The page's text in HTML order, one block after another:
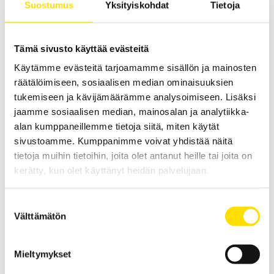
Suostumus Yksityiskohdat Tietoja
Tämä sivusto käyttää evästeitä
Käytämme evästeitä tarjoamamme sisällön ja mainosten
räätälöimiseen, sosiaalisen median ominaisuuksien
tukemiseen ja kävijämäärämme analysoimiseen. Lisäksi
jaamme sosiaalisen median, mainosalan ja analytiikka-
alan kumppaneillemme tietoja siitä, miten käytät
sivustoamme. Kumppanimme voivat yhdistää näitä
tietoja muihin tietoihin, joita olet antanut heille tai joita on
kerätty, kun olet käyttänyt heidän palvelujaan.
valinta
Välttämätön
Mieltymykset
ETL ATS400-yhteensopiva DOCAB-testikaappi
DOCAB-testikaappi turvalliseen testaukseen. Soveltuu käytettäväksi
yhdessä ATS400-sarjan kanssa.
LUE LISÄÄ